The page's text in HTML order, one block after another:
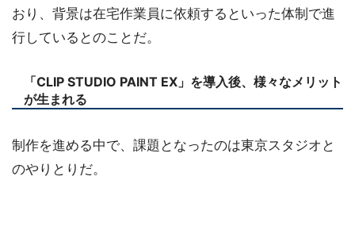
おり、背景は在宅作業員に依頼するといった体制で進
行しているとのことだ。
「CLIP STUDIO PAINT EX」を導入後、様々なメリット
が生まれる
制作を進める中で、課題となったのは東京スタジオと
のやりとりだ。